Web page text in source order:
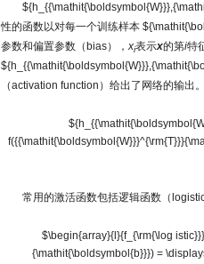
性的函数以对每一个训练样本
参数和偏置参数（bias），xi表示x的第i特
（activation function）给出了网络的输出。
常用的激活函数包括逻辑函数（
$\begin{array}{l}{f_{\rm{\log
{\mathit{\boldsymbol{b}}}) =